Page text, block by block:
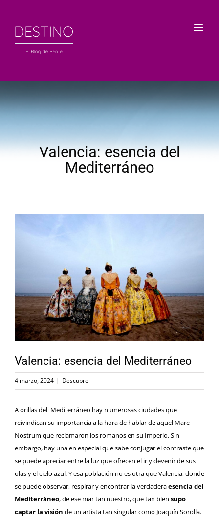
contenido
Valencia: esencia del
Mediterráneo
Valencia: esencia del Mediterráneo
4 marzo, 2024 | Descubre
A orillas del Mediterráneo hay numerosas ciudades que
reivindican su importancia a la hora de hablar de aquel Mare
Nostrum que reclamaron los romanos en su Imperio. Sin
embargo, hay una en especial que sabe conjugar el contraste que
se puede apreciar entre la luz que ofrecen el ir y devenir de sus
olas y el cielo azul. Y esa población no es otra que Valencia, donde
se puede observar, respirar y encontrar la verdaderaesencia del
Mediterráneo, de ese mar tan nuestro, que tan bien supo
captar la visión de un artista tan singular como Joaquín Sorolla.